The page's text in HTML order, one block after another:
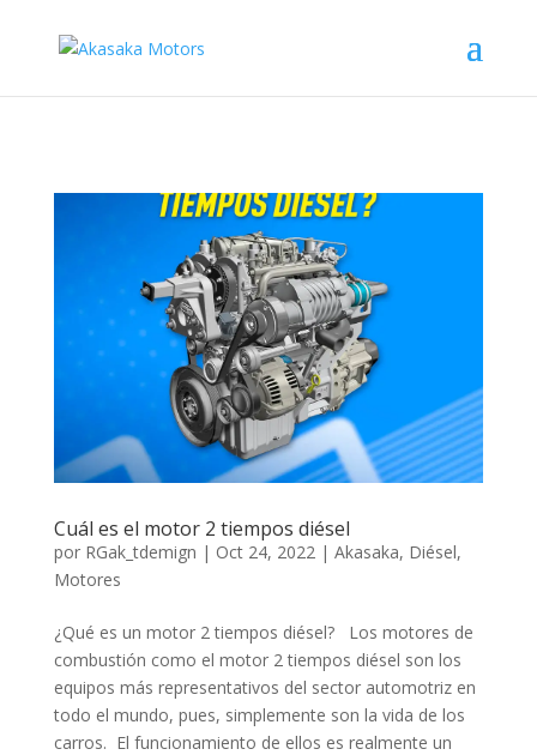
Cuál es el motor 2 tiempos diésel
por RGak_tdemign | Oct 24, 2022| Akasaka, Diésel,
Motores
¿Qué es un motor 2 tiempos diésel? Los motores de
combustión como el motor 2 tiempos diésel son los
equipos más representativos del sector automotriz en
todo el mundo, pues, simplemente son la vida de los
carros. El funcionamiento de ellos es realmente un